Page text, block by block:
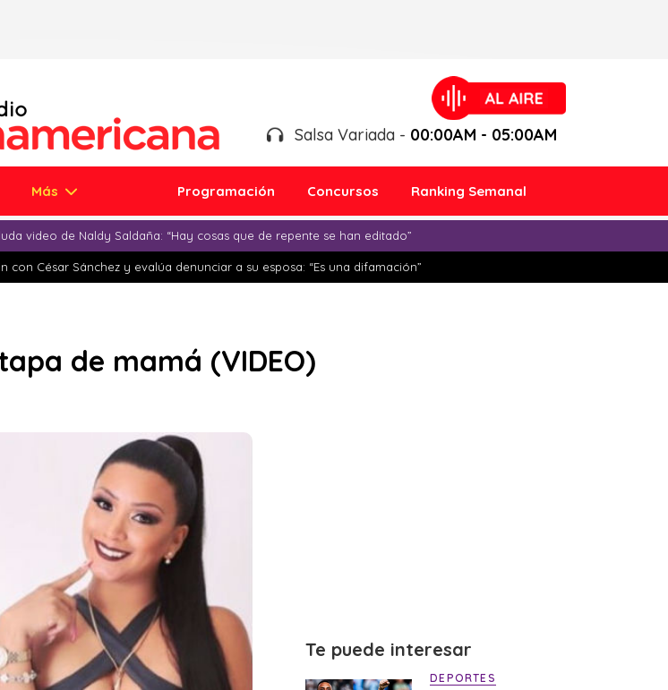
Salsa Variada - 00:00AM - 05:00AM
Más Programación Concursos Ranking Semanal
video de Naldy Saldaña: “Hay cosas que de repente se han editado”
con César Sánchez y evalúa denunciar a su esposa: “Es una difamación”
de mamá (VIDEO)
Te puede interesar
DEPORTES